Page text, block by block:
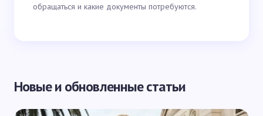
обращаться и какие документы потребуются.
Новые и обновленные статьи